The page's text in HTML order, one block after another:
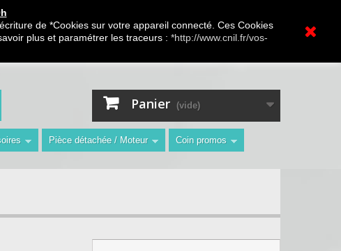
de *Cookies sur votre appareil connecté. Ces Cookies
plus et paramétrer les traceurs : *http://www.cnil.fr/vos-
S.A.V Toutes marques
Connexion
Contactez-nous
AMS "
Panier (vide)
Pièce détachée / Moteur Coin promos